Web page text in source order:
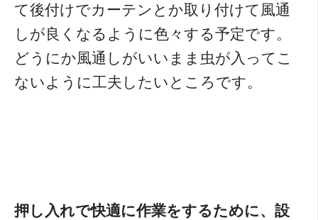
て後付けでカーテンとか取り付けて風通
しが良くなるように色々する予定です。
どうにか風通しがいいまま虫が入ってこ
ないように工夫したいところです。
押し入れで快適に作業をするために、設